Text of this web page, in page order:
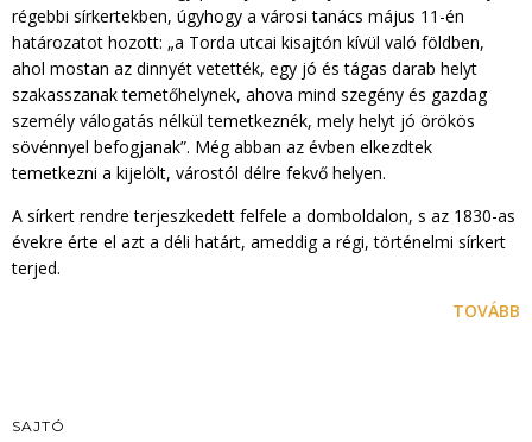
régebbi sírkertekben, úgyhogy a városi tanács május 11-én
határozatot hozott: „a Torda utcai kisajtón kívül való földben,
ahol mostan az dinnyét vetették, egy jó és tágas darab helyt
szakasszanak temetőhelynek, ahova mind szegény és gazdag
személy válogatás nélkül temetkeznék, mely helyt jó örökös
sövénnyel befogjanak”. Még abban az évben elkezdtek
temetkezni a kijelölt, várostól délre fekvő helyen.
A sírkert rendre terjeszkedett felfele a domboldalon, s az 1830-as
évekre érte el azt a déli határt, ameddig a régi, történelmi sírkert
terjed.
TOVÁBB
SAJTÓ